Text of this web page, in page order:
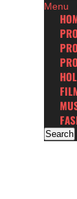
Menu